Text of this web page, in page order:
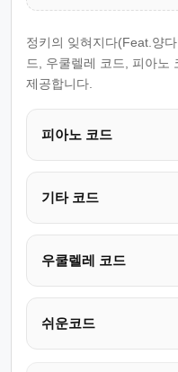
정키의 잊혀지다(Feat.양
드, 우쿨렐레 코드, 피아노
제공합니다.
피아노 코드
기타 코드
우쿨렐레 코드
쉬운코드